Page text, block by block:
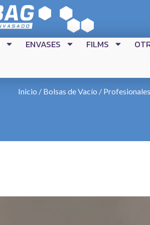
ENVASES FILMS
Inicio / Bolsas de Vacío /